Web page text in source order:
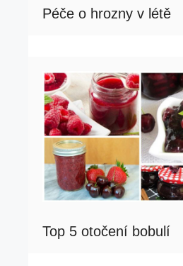
Péče o hrozny v létě
Top 5 otočení bobulí